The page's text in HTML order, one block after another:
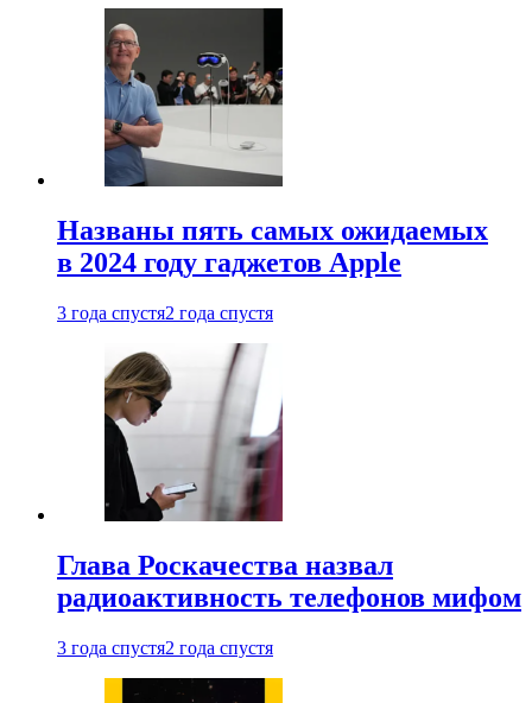
Названы пять самых ожидаемых
в 2024 году гаджетов Apple
3 года спустя2 года спустя
Глава Роскачества назвал
радиоактивность телефонов мифом
3 года спустя2 года спустя